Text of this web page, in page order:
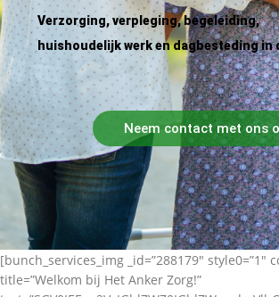
Verzorging, verpleging, begeleiding,
huishoudelijk werk en dagbesteding in
Neem contact met ons
[bunch_services_img _id=”288179″ style0=”1″
title=”Welkom bij Het Anker Zorg!”